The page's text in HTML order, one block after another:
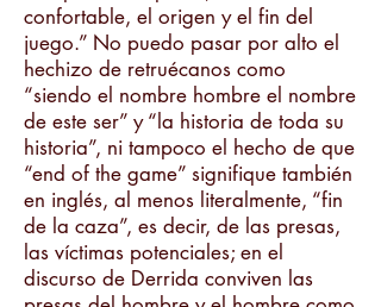
confortable, el origen y el fin del
juego.” No puedo pasar por alto el
hechizo de retruécanos como
“siendo el nombre hombre el nombre
de este ser” y “la historia de toda su
historia”, ni tampoco el hecho de que
“end of the game” signifique también
en inglés, al menos literalmente, “fin
de la caza”, es decir, de las presas,
las víctimas potenciales; en el
discurso de Derrida conviven las